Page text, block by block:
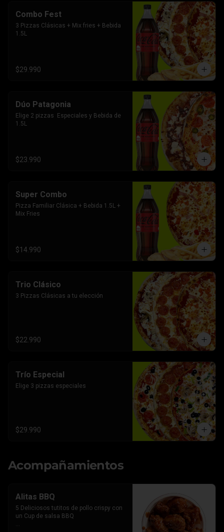
Combo Fest
3 Pizzas Clásicas + Mix fries + Bebida
1.5L
$29.990
Dúo Patagonia
Elige 2 pizzas  Especiales y Bebida de
1.5L
$23.990
Super Combo
Pizza Familiar Clásica + Bebida 1.5L +
Mix Fries
$14.990
Trio Clásico
3 Pizzas Clásicas a tu elección
$22.990
Trío Especial
Elige 3 pizzas especiales
$29.990
Acompañamientos
Alitas BBQ
5 Deliciosos tutitos de pollo crispy con
un Cup de salsa BBQ